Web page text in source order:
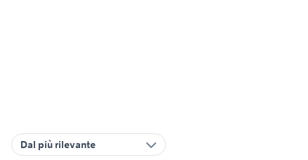
Dal più rilevante